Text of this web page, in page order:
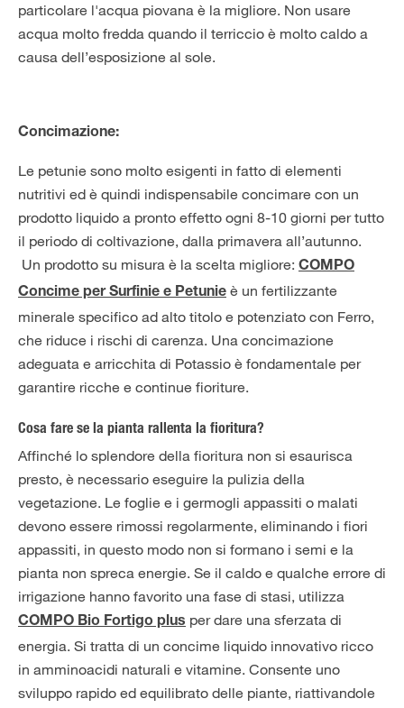
particolare l'acqua piovana è la migliore. Non usare
acqua molto fredda quando il terriccio è molto caldo a
causa dell’esposizione al sole.
Concimazione:
Le petunie sono molto esigenti in fatto di elementi
nutritivi ed è quindi indispensabile concimare con un
prodotto liquido a pronto effetto ogni 8-10 giorni per tutto
il periodo di coltivazione, dalla primavera all’autunno.
Un prodotto su misura è la scelta migliore: COMPO
Concime per Surfinie e Petunie è un fertilizzante
minerale specifico ad alto titolo e potenziato con Ferro,
che riduce i rischi di carenza. Una concimazione
adeguata e arricchita di Potassio è fondamentale per
garantire ricche e continue fioriture.
Cosa fare se la pianta rallenta la fioritura?
Affinché lo splendore della fioritura non si esaurisca
presto, è necessario eseguire la pulizia della
vegetazione. Le foglie e i germogli appassiti o malati
devono essere rimossi regolarmente, eliminando i fiori
appassiti, in questo modo non si formano i semi e la
pianta non spreca energie. Se il caldo e qualche errore di
irrigazione hanno favorito una fase di stasi, utilizza
COMPO Bio Fortigo plus per dare una sferzata di
energia. Si tratta di un concime liquido innovativo ricco
in amminoacidi naturali e vitamine. Consente uno
sviluppo rapido ed equilibrato delle piante, riattivandole